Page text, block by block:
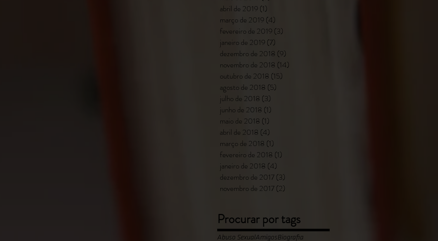
abril de 2019 (1)
março de 2019 (4)
fevereiro de 2019 (3)
janeiro de 2019 (7)
dezembro de 2018 (9)
novembro de 2018 (14)
outubro de 2018 (15)
agosto de 2018 (5)
julho de 2018 (3)
junho de 2018 (1)
maio de 2018 (1)
abril de 2018 (4)
março de 2018 (1)
fevereiro de 2018 (1)
janeiro de 2018 (4)
dezembro de 2017(3)
novembro de 2017(2)
Procurar por tags
Abuso SexualAmigosBiografia